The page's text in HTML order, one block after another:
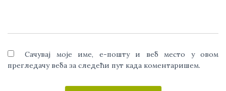
Сачувај моје име, е-пошту и веб место у овом
прегледачу веба за следећи пут када коментаришем.